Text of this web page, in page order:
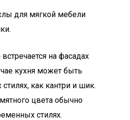
для мягкой мебели
на фасадах
кухня может быть
как кантри и шик.
цвета обычно
стилях.